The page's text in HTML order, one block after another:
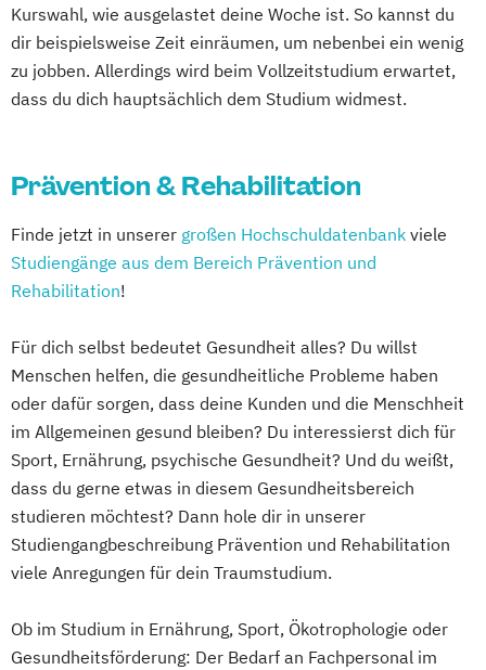
Kurswahl, wie ausgelastet deine Woche ist. So kannst du
dir beispielsweise Zeit einräumen, um nebenbei ein wenig
zu jobben. Allerdings wird beim Vollzeitstudium erwartet,
dass du dich hauptsächlich dem Studium widmest.
Prävention & Rehabilitation
Finde jetzt in unserer großen Hochschuldatenbank viele
Studiengänge aus dem Bereich Prävention und
Rehabilitation!
Für dich selbst bedeutet Gesundheit alles? Du willst
Menschen helfen, die gesundheitliche Probleme haben
oder dafür sorgen, dass deine Kunden und die Menschheit
im Allgemeinen gesund bleiben? Du interessierst dich für
Sport, Ernährung, psychische Gesundheit? Und du weißt,
dass du gerne etwas in diesem Gesundheitsbereich
studieren möchtest? Dann hole dir in unserer
Studiengangbeschreibung Prävention und Rehabilitation
viele Anregungen für dein Traumstudium.
Ob im Studium in Ernährung, Sport, Ökotrophologie oder
Gesundheitsförderung: Der Bedarf an Fachpersonal im